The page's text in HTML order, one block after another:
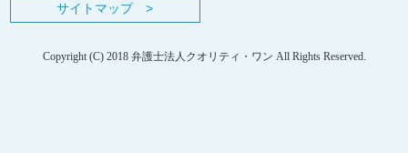
サイトマップ >
Copyright (C) 2018 弁護士法人クオリティ・ワン All Rights Reserved.